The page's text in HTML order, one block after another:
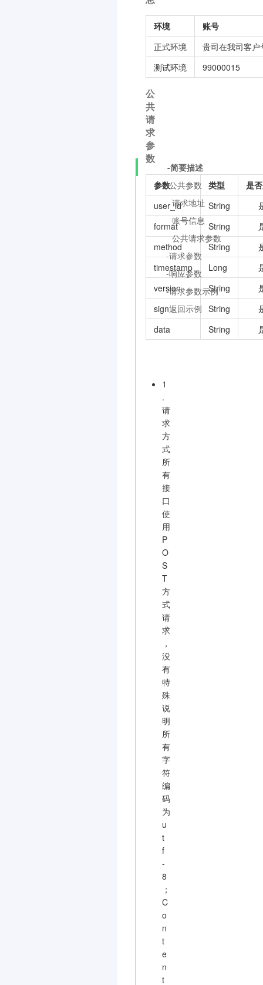
环境
账号
正式环境
贵司在我司客户
测试环境
99000015
公
共
请
求
参
数
参数 类型
是
user_id
String
format
String
method
String
timestamp
Long
version
String
sign
String
data
String
1
.
请
求
方
式
所
有
接
口
使
用
P
O
S
T
方
式
请
求
，
没
有
特
殊
说
明
所
有
字
符
编
码
为
u
t
f
-
8
；
C
o
n
t
e
n
t
-简要描述
-公共参数
请求地址
账号信息
公共请求参数
-请求参数
-响应参数
-请求参数示例
-返回示例